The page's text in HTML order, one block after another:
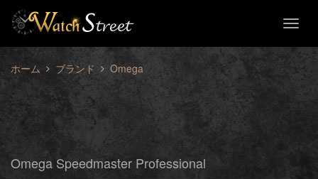
ホーム ブランド Omega
Omega Speedmaster Professional